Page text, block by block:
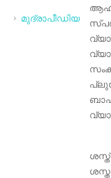
മുദ്രാപീഡിയ